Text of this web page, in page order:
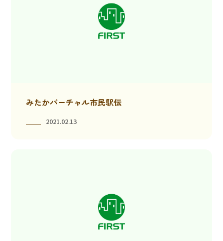
みたかバーチャル市民駅伝
2021.02.13